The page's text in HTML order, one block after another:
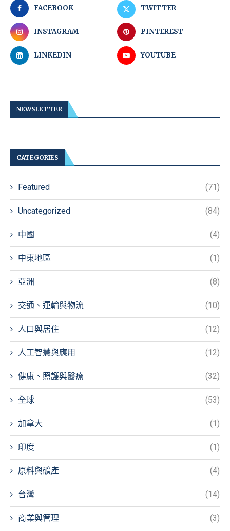
FACEBOOK TWITTER
INSTAGRAM PINTEREST
LINKEDIN YOUTUBE
NEWSLETTER
CATEGORIES
Featured (71)
Uncategorized (84)
中國 (4)
中東地區 (1)
亞洲 (8)
交通、運輸與物流 (10)
人口與居住 (12)
人工智慧與應用 (12)
健康、照護與醫療 (32)
全球 (53)
加拿大 (1)
印度 (1)
原料與礦產 (4)
台灣 (14)
商業與管理 (3)